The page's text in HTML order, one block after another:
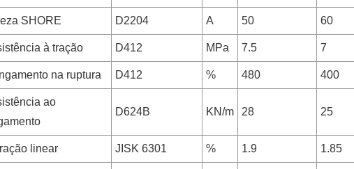
SHORE D2204 A 50 60
à tração D412 MPa 7.5 7
na ruptura D412 % 480 400
ao
D624B KN/m 28 25
linear JISK 6301 % 1.9 1.85